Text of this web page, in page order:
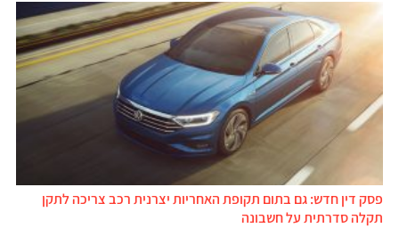
פסק דין חדש: גם בתום תקופת האחריות יצרנית רכב צריכה לתקן
תקלה סדרתית על חשבונה